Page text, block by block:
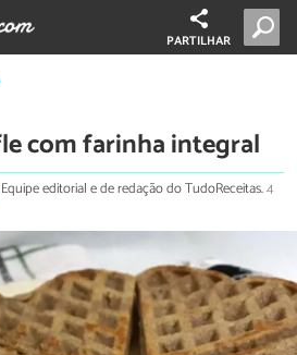
PARTILHAR
com farinha integral
editorial e de redação do TudoReceitas.4